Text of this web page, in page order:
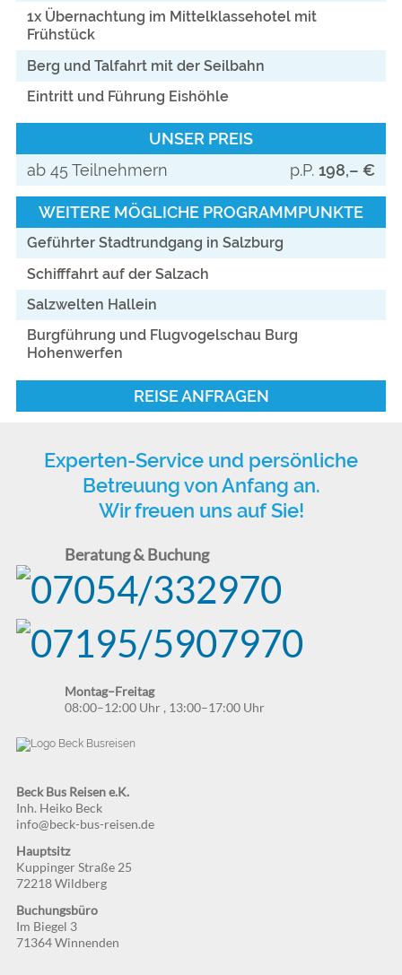
1x Übernachtung im Mittelklassehotel mit
Frühstück
Berg und Talfahrt mit der Seilbahn
Eintritt und Führung Eishöhle
UNSER PREIS
ab 45 Teilnehmern
p.P. 198,– €
WEITERE MÖGLICHE PROGRAMMPUNKTE
Geführter Stadtrundgang in Salzburg
Schifffahrt auf der Salzach
Salzwelten Hallein
Burgführung und Flugvogelschau Burg
Hohenwerfen
REISE ANFRAGEN
Experten-Service und persönliche
Betreuung von Anfang an.
Wir freuen uns auf Sie!
Beratung & Buchung
Montag–Freitag
08:00–12:00 Uhr , 13:00–17:00 Uhr
Beck Bus Reisen e.K.
Inh. Heiko Beck
info@beck-bus-reisen.de
Hauptsitz
Kuppinger Straße 25
72218 Wildberg
Buchungsbüro
Im Biegel 3
71364 Winnenden